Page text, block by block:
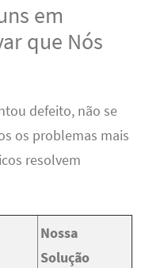
em
que Nós
defeito, não se
os problemas mais
resolvem
Nossa
Solução